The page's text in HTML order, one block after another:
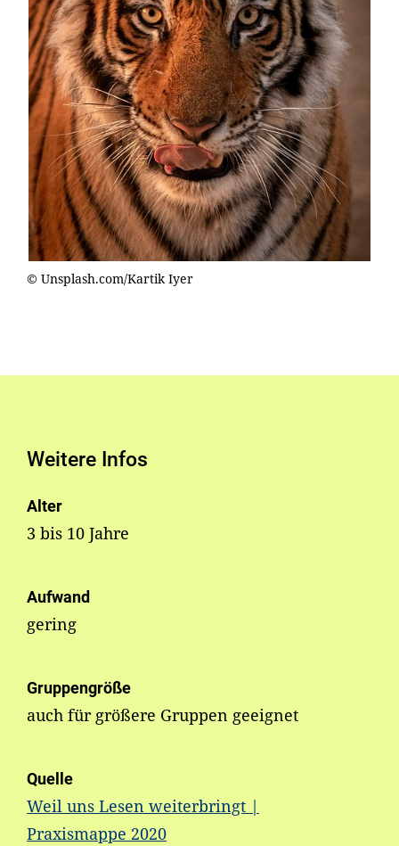
© Unsplash.com/Kartik Iyer
Weitere Infos
Alter
3 bis 10 Jahre
Aufwand
gering
Gruppengröße
auch für größere Gruppen geeignet
Quelle
Weil uns Lesen weiterbringt |
Praxismappe 2020